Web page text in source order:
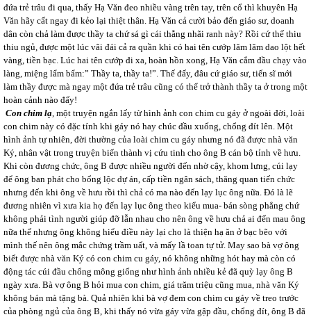
đứa trẻ trâu đi qua, thấy Hạ Văn đeo nhiều vàng trên tay, trên cổ thì khuyên Hạ
Văn hãy cất ngay đi kẻo lại thiệt thân. Hạ Văn cả cười bảo đến giáo sư, doanh
dân còn chả làm được thầy ta chứ sá gì cái thằng nhãi ranh này? Rồi cứ thế thiu
thiu ngủ, được một lúc vãi đái cả ra quần khi có hai tên cướp lăm lăm dao lột hết
vàng, tiền bạc. Lúc hai tên cướp đi xa, hoàn hồn xong, Hạ Văn cắm đầu chạy vào
làng, miệng lẩm bẩm:” Thầy ta, thầy ta!”. Thế đấy, đâu cứ giáo sư, tiến sĩ mới
làm thầy được mà ngay một đứa trẻ trâu cũng có thể trở thành thầy ta ở trong một
hoàn cảnh nào đấy!
Con chim lạ, một truyện ngắn lấy từ hình ảnh con chim cu gáy ở ngoài đời, loài
con chim này có đặc tính khi gáy nó hay chúc đầu xuống, chổng đít lên. Một
hình ảnh tự nhiên, đời thường của loài chim cu gáy nhưng nó đã được nhà văn
Ký, nhân vật trong truyện biến thành vị cứu tinh cho ông B cán bộ tỉnh về hưu.
Khi còn đương chức, ông B được nhiều người đến nhờ cậy, khom lưng, cúi lạy
để ông ban phát cho bổng lộc dự án, cấp tiền ngân sách, thăng quan tiến chức
nhưng đến khi ông về hưu rồi thì chả có ma nào đến lạy lục ông nữa. Đó là lẽ
đương nhiên vì xưa kia họ đến lạy lục ông theo kiểu mua- bán sòng phẳng chứ
không phải tình người giúp đỡ lẫn nhau cho nên ông về hưu chả ai đến mau ông
nữa thế nhưng ông không hiểu điều này lại cho là thiện hạ ăn ở bạc bẽo với
mình thế nên ông mắc chứng trầm uất, và mấy lầ toan tự tử. May sao bà vợ ông
biết được nhà văn Ký có con chim cu gáy, nó không những hót hay mà còn có
động tác cúi đầu chổng mông giống như hình ảnh nhiều kẻ đã quỳ lạy ông B
ngày xưa. Bà vợ ông B hỏi mua con chim, giá trăm triệu cũng mua, nhà văn Ký
không bán mà tặng bà. Quả nhiên khi bà vợ đem con chim cu gáy về treo trước
của phòng ngủ của ông B, khi thấy nó vừa gáy vừa gập đầu, chổng đít, ông B đã